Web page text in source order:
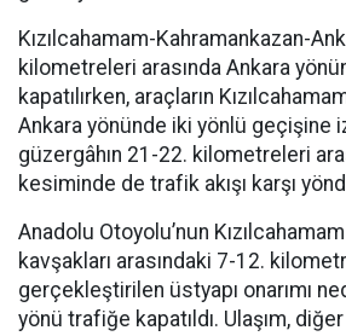
Kızılcahamam-Kahramankazan-
kilometreleri arasında Ankara
kapatılırken, araçların
Ankara yönünde iki yönlü geçişine
güzergâhın 21-22. kilometreleri
kesiminde de trafik akışı karşı
Anadolu Otoyolu’nun
kavşakları arasındaki 7-12.
gerçekleştirilen üstyapı onarımı
yönü trafiğe kapatıldı. Ulaşım,